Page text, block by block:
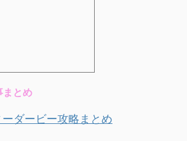
まとめ
ダービー攻略まとめ